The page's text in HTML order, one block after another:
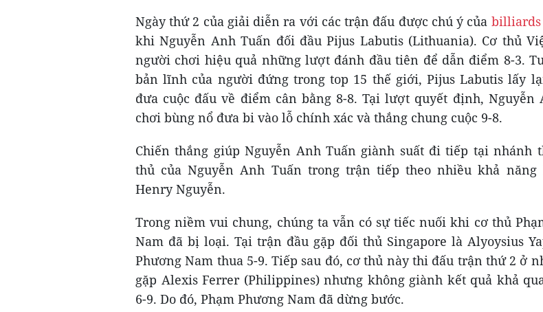
Ngày thứ 2 của giải diễn ra với các trận đấu được chú ý của billiards
khi Nguyễn Anh Tuấn đối đầu Pijus Labutis (Lithuania). Cơ thủ
người chơi hiệu quả những lượt đánh đầu tiên để dẫn điểm 8-3.
bản lĩnh của người đứng trong top 15 thế giới, Pijus Labutis lấy
đưa cuộc đấu về điểm cân bằng 8-8. Tại lượt quyết định, Nguyễn
chơi bùng nổ đưa bi vào lỗ chính xác và thắng chung cuộc 9-8.
Chiến thắng giúp Nguyễn Anh Tuấn giành suất đi tiếp tại nhánh
thủ của Nguyễn Anh Tuấn trong trận tiếp theo nhiều khả
Henry Nguyễn.
Trong niềm vui chung, chúng ta vẫn có sự tiếc nuối khi cơ thủ
Nam đã bị loại. Tại trận đầu gặp đối thủ Singapore là Alyoysius
Phương Nam thua 5-9. Tiếp sau đó, cơ thủ này thi đấu trận thứ 2 ở
gặp Alexis Ferrer (Philippines) nhưng không giành kết quả khả
6-9. Do đó, Phạm Phương Nam đã dừng bước.